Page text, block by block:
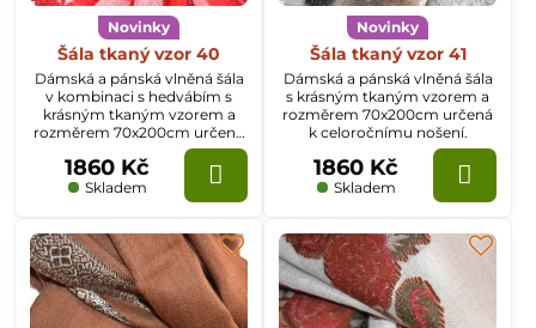
Novinky
Šála tkaný vzor 40
Dámská a pánská vlněná šála
v kombinaci s hedvábím s
krásným tkaným vzorem a
rozměrem 70x200cm určená
k celoročnímu nošení.
Skladem
1860 Kč
Novinky
Šála tkaný vzor 41
Dámská a pánská vlněná šála
s krásným tkaným vzorem a
rozměrem 70x200cm určená
k celoročnímu nošení.
Skladem
1860 Kč